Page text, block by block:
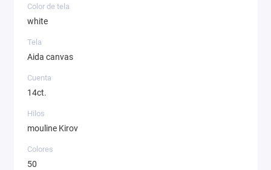
Color de tela
white
Tela
Aida canvas
Cuenta
14ct.
Hilos
mouline Kirov
Colores
50